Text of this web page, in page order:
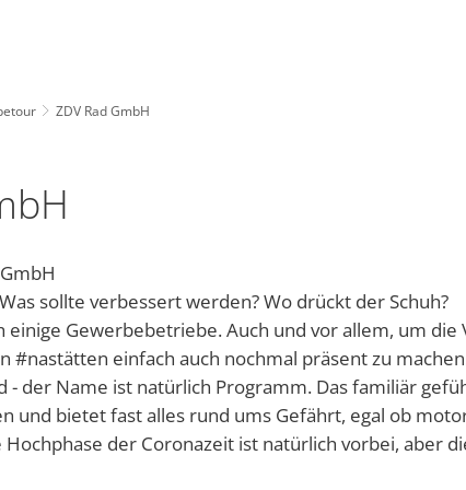
Bürgerinformationssystem, etc.
im Blauen Ländchen
ESSEN & TRINKEN
Rhein-Lahn-Limes
Soziale Einrichtungen
City-
Tafel
Freies WLAN
ZDV Rad GmbH
sollte verbessert werden? Wo drückt der Schuh?
einige Gewerbebetriebe. Auch und vor allem, um die
#nastätten einfach auch nochmal präsent zu
- der Name ist natürlich Programm. Das familiär
und bietet fast alles rund ums Gefährt, egal ob
Hochphase der Coronazeit ist natürlich vorbei, aber